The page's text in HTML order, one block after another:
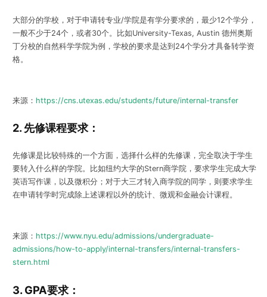
大部分的学校，对于申请转专业/学院是有学分要求的，最少12个学分，
一般不少于24个，或者30个。比如University-Texas, Austin 德州奥斯
丁分校的自然科学学院为例，学校的要求是达到24个学分才具备转学资
格。
来源： https://cns.utexas.edu/students/future/internal-transfer
2. 先修课程要求：
先修课是比较特殊的一个方面，选择什么样的先修课，完全取决于学生
要转入什么样的学院。比如纽约大学的Stern商学院，要求学生完成大学
英语写作课，以及微积分；对于大三才转入商学院的同学，则要求学生
在申请转学时完成除上述课程以外的统计、微观和金融会计课程。
来源： https://www.nyu.edu/admissions/undergraduate-
admissions/how-to-apply/internal-transfers/internal-transfers-
stern.html
3. GPA要求：